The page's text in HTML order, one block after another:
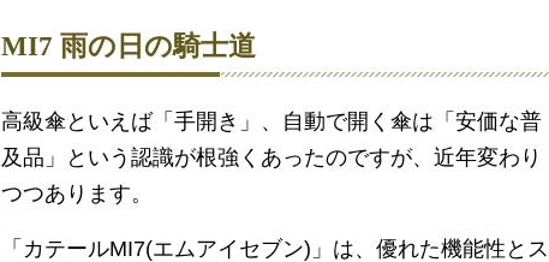
MI7 雨の日の騎士道
高級傘といえば「手開き」、自動で開く傘は「安価な普
及品」という認識が根強くあったのですが、近年変わり
つつあります。
「カテールMI7(エムアイセブン)」は、優れた機能性とス